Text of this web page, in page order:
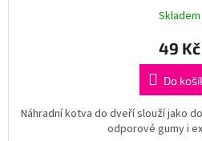
Skladem
49 Kč
Do
Náhradní kotva do dveří slouží jako
odporové gumy i